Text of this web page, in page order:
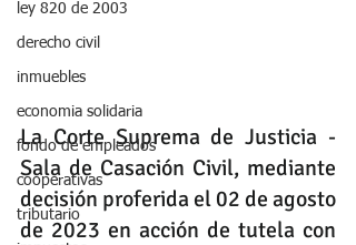
ley 820 de 2003
derecho civil
inmuebles
economia solidaria
fondo de empleados
cooperativas
tributario
La Corte Suprema de Justicia -
Sala de Casación Civil, mediante
decisión proferida el 02 de agosto
de 2023 en acción de tutela con